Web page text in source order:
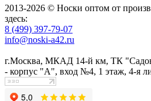
2013-2026 © Носки оптом от
здесь:
8 (499) 397-79-07
info@noski-a42.ru
г.Москва, МКАД 14-й км, ТК
- корпус "А", вход №4, 1 этаж, 4-я